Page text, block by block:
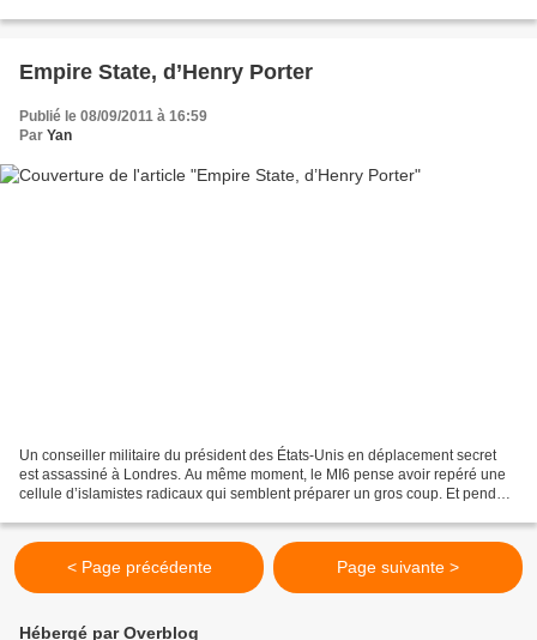
Empire State, d’Henry Porter
Publié le 08/09/2011 à 16:59
Par Yan
Un conseiller militaire du président des États-Unis en déplacement secret
est assassiné à Londres. Au même moment, le MI6 pense avoir repéré une
cellule d’islamistes radicaux qui semblent préparer un gros coup. Et pendant
< Page précédente Page suivante >
Hébergé par Overblog